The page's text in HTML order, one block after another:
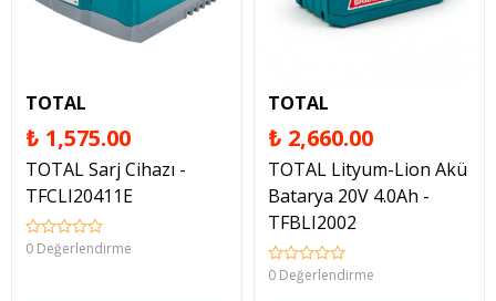
TOTAL
₺ 1,575.00
TOTAL Sarj Cihazı -
TFCLI20411E
0 Değerlendirme
TOTAL
₺ 2,660.00
TOTAL Lityum-Lion Akü
Batarya 20V 4.0Ah -
TFBLI2002
0 Değerlendirme